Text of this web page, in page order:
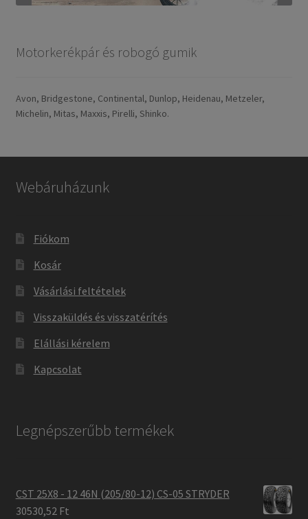
Motorkerékpár és robogó gumik
Avon, Bridgestone, Continental, Dunlop, Heidenau, Metzeler,
Michelin, Mitas, Maxxis, Pirelli, Shinko.
Webáruházunk
Fiókom
Kosár
Vásárlási feltételek
Visszaküldés és visszatérítés
Elállási kérelem
Kapcsolat
Legnépszerűbb termékek
CST 25X8 - 12 46N (205/80-12) CS-05 STRYDER
30530,52 Ft